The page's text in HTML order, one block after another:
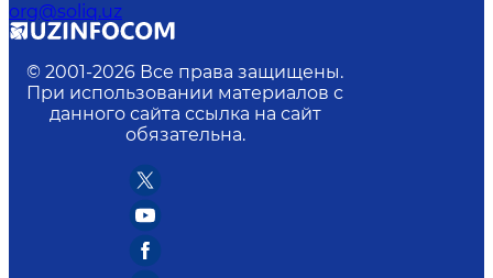
org@soliq.uz
© 2001-2026 Все права защищены.
При использовании материалов с
данного сайта ссылка на сайт
обязательна.